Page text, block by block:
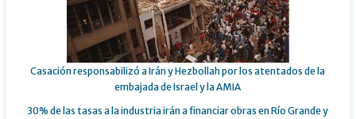
Casación responsabilizó a Irán y Hezbollah por los atentados de la
embajada de Israel y la AMIA
30% de las tasas a la industria irán a financiar obras en Río Grande y